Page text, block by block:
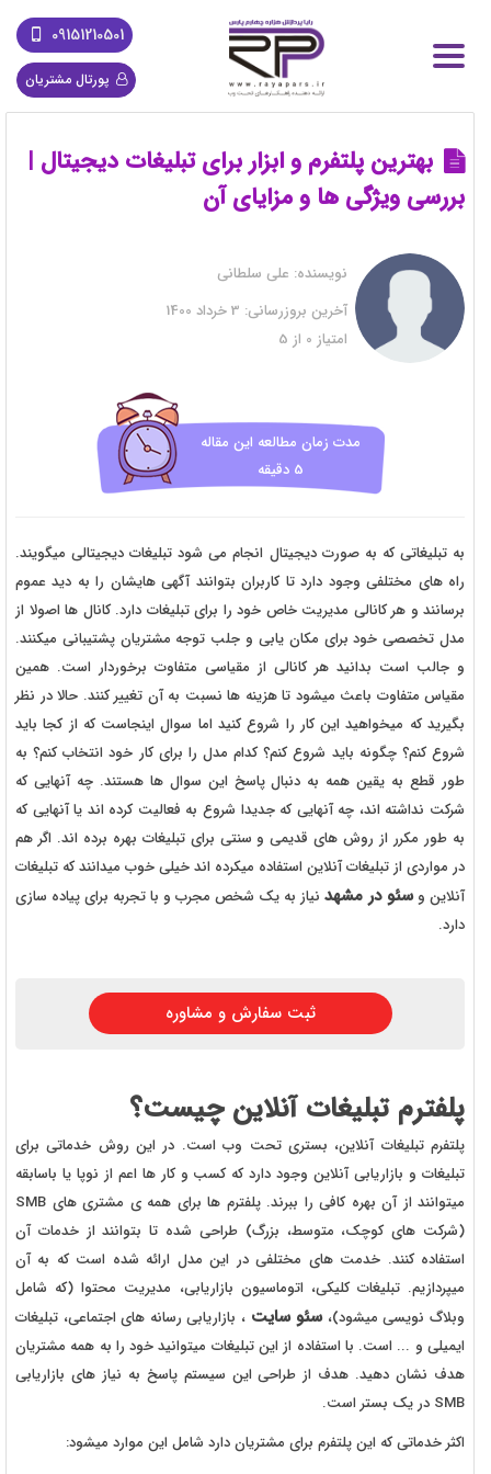
09151210501
پورتال مشتریان
بهترین پلتفرم و ابزار برای تبلیغات دیجیتال |
بررسی ویژگی ها و مزایای آن
نویسنده: علی سلطانی
آخرین بروزرسانی:
امتیاز 0 از 5
مدت زمان مطالعه این مقاله
5 دقیقه
به تبلیغاتی که به صورت دیجیتال انجام می شود تبلیغات دیجیتالی میگویند.
راه های مختلفی وجود دارد تا کاربران بتوانند آگهی هایشان را به دید عموم
برسانند و هر کانالی مدیریت خاص خود را برای تبلیغات دارد. کانال ها اصولا از
مدل تخصصی خود برای مکان یابی و جلب توجه مشتریان پشتیبانی میکنند.
و جالب است بدانید هر کانالی از مقیاسی متفاوت برخوردار است. همین
مقیاس متفاوت باعث میشود تا هزینه ها نسبت به آن تغییر کنند. حالا در نظر
بگیرید که میخواهید این کار را شروع کنید اما سوال اینجاست که از کجا باید
شروع کنم؟ چگونه باید شروع کنم؟ کدام مدل را برای کار خود انتخاب کنم؟ به
طور قطع به یقین همه به دنبال پاسخ این سوال ها هستند. چه آنهایی که
شرکت نداشته اند، چه آنهایی که جدیدا شروع به فعالیت کرده اند یا آنهایی که
به طور مکرر از روش های قدیمی و سنتی برای تبلیغات بهره برده اند. اگر هم
در مواردی از تبلیغات آنلاین استفاده میکرده اند خیلی خوب میدانند که تبلیغات
آنلاین وسئو در مشهد نیاز به یک شخص مجرب و با تجربه برای پیاده سازی
دارد.
ثبت سفارش و مشاوره
پلفترم تبلیغات آنلاین چیست؟
پلتفرم تبلیغات آنلاین، بستری تحت وب است. در این روش خدماتی برای
تبلیغات و بازاریابی آنلاین وجود دارد که کسب و کار ها اعم از نوپا یا باسابقه
میتوانند از آن بهره کافی را ببرند. پلفترم ها برای همه ی مشتری های SMB
(شرکت های کوچک، متوسط، بزرگ) طراحی شده تا بتوانند از خدمات آن
استفاده کنند. خدمت های مختلفی در این مدل ارائه شده است که به آن
میپردازیم. تبلیغات کلیکی، اتوماسیون بازاریابی، مدیریت محتوا (که شامل
وبلاگ نویسی میشود)،سئو سایت ، بازاریابی رسانه های اجتماعی، تبلیغات
ایمیلی و ... است. با استفاده از این تبلیغات میتوانید خود را به همه مشتریان
هدف نشان دهید. هدف از طراحی این سیستم پاسخ به نیاز های بازاریابی
SMB در یک بستر است.
اکثر خدماتی که این پلتفرم برای مشتریان دارد شامل این موارد میشود: